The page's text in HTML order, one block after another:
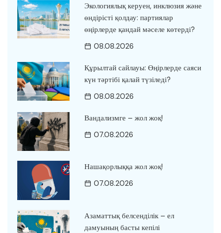
Экологиялық керуен, инклюзия және
өндірісті қолдау: партиялар
өңірлерде қандай мәселе көтерді?
08.08.2026
Құрылтай сайлауы: Өңірлерде саяси
күн тәртібі қалай түзіледі?
08.08.2026
Вандализмге – жол жоқ!
07.08.2026
Нашақорлыққа жол жоқ!
07.08.2026
Азаматтық белсенділік – ел
дамуының басты кепілі